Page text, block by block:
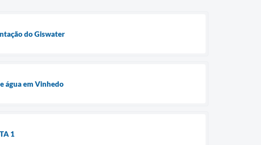
do Giswater
água em Vinhedo
1